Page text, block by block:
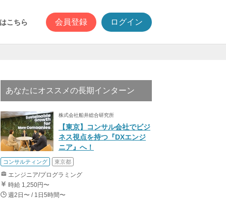
こちら 会員登録 ログイン
あなたにオススメの長期インターン
株式会社船井総合研究所
【東京】コンサル会社でビジ
ネス視点を持つ『DXエンジ
ニア』へ！
コンサルティング 東京都
エンジニア/プログラミング
時給 1,250円〜
週2日〜 / 1日5時間〜